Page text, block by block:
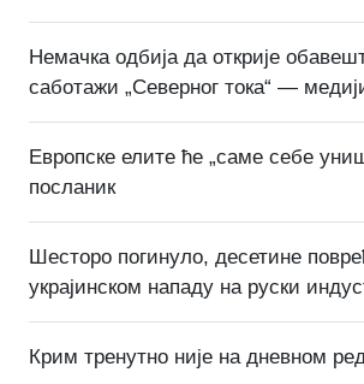
Немачка одбија да открије
саботажи „Северног тока“ —
Европске елите ће „саме себе
посланик
Шесторо погинуло, десетине
украјинском нападу на руски
Крим тренутно није на дневном